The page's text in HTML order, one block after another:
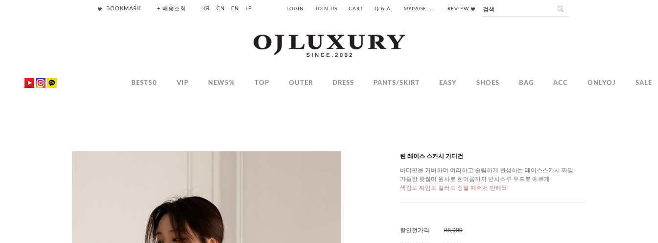
BOOKMARK + 배송조회 KR CN EN JP LOGIN JOIN US CART Q & A MYPAGE REVIEW
BEST50 VIP NEW5% TOP OUTER DRESS PANTS/SKIRT EASY SHOES BAG ACC ONLYOJ SALE
린 레이스 스카시 가디건
바디핏을 커버하며 여리하고 슬림하게 완성하는 레이스스카시 짜임
가슬한 핫썸머 원사로 한여름까지 반시스루 무드로 예쁘게
색감도 짜임도 컬러도 정말 예뻐서 반해요
할인전가격 88,900